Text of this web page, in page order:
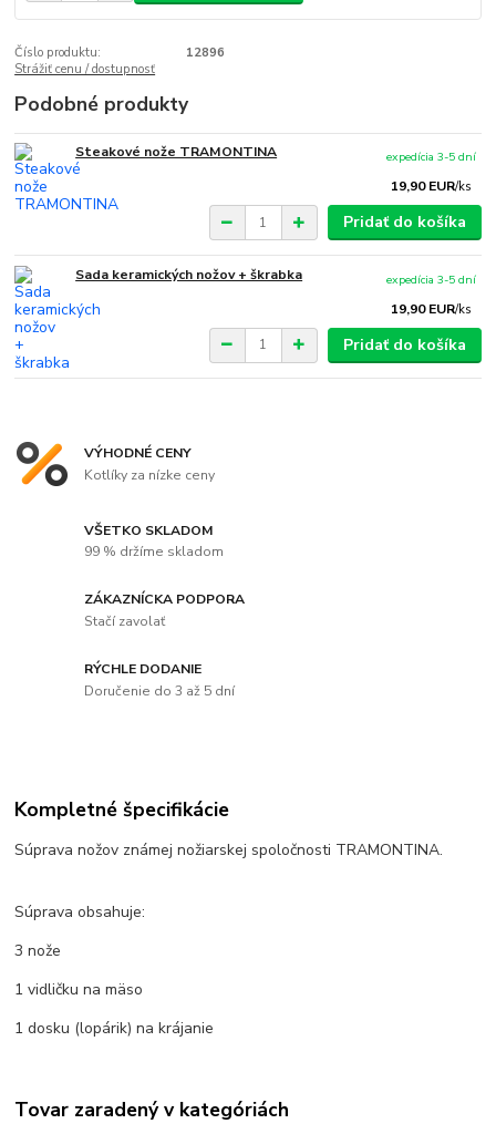
Číslo produktu:
12896
Strážiť cenu / dostupnosť
Podobné produkty
Steakové nože TRAMONTINA
19,90 EUR/ks
expedícia 3-5 dní
Pridať do košíka
Sada keramických nožov + škrabka
19,90 EUR/ks
expedícia 3-5 dní
Pridať do košíka
VÝHODNÉ CENY
Kotlíky za nízke ceny
VŠETKO SKLADOM
99 % držíme skladom
ZÁKAZNÍCKA PODPORA
Stačí zavolať
RÝCHLE DODANIE
Doručenie do 3 až 5 dní
Kompletné špecifikácie
Súprava nožov známej nožiarskej spoločnosti TRAMONTINA.
Súprava obsahuje:
3 nože
1 vidličku na mäso
1 dosku (lopárik) na krájanie
Tovar zaradený v kategóriách